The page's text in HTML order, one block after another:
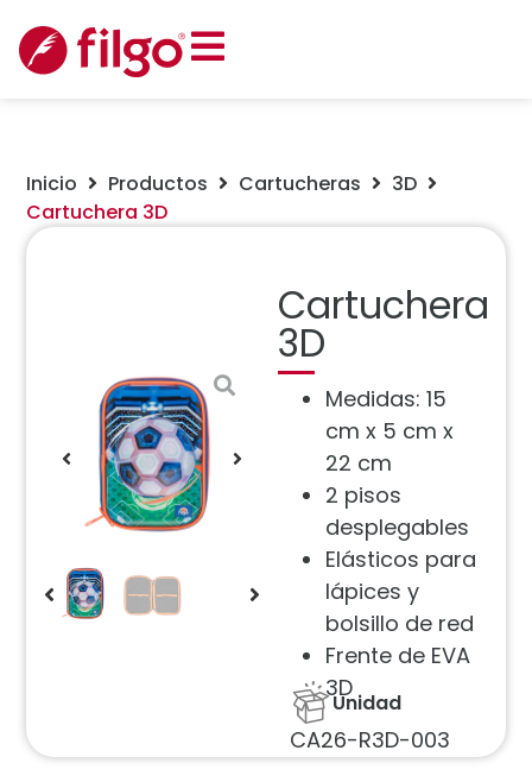
Inicio Productos Cartucheras
3D
Cartuchera 3D
Cartuchera
3D
Medidas: 15
cm x 5 cm x
22 cm
2 pisos
desplegables
Elásticos para
lápices y
bolsillo de red
Frente de EVA
3D
Unidad
CA26-R3D-003